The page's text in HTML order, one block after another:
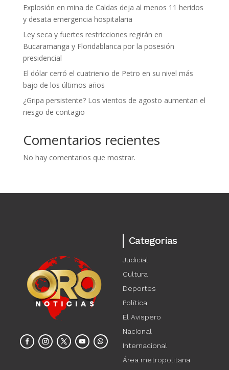
Explosión en mina de Caldas deja al menos 11 heridos
y desata emergencia hospitalaria
Ley seca y fuertes restricciones regirán en
Bucaramanga y Floridablanca por la posesión
presidencial
El dólar cerró el cuatrienio de Petro en su nivel más
bajo de los últimos años
¿Gripa persistente? Los vientos de agosto aumentan el
riesgo de contagio
Comentarios recientes
No hay comentarios que mostrar.
Categorías
Judicial
Cultura
Deportes
Política
El Avispero
Nacional
Internacional
Área metropolitana